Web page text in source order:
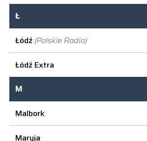
Ł
Łódź (Polskie Radio)
Łódź Extra
M
Malbork
Maryja